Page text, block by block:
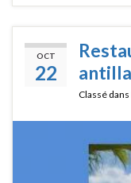
OCT
22
Classé dans